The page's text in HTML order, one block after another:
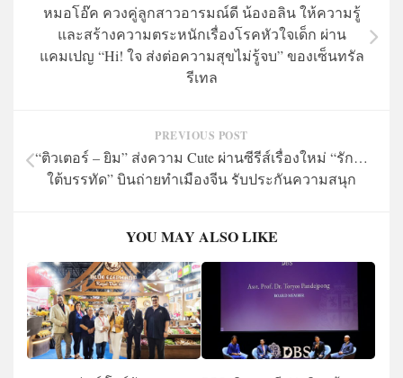
หมอโอ๊ค ควงคู่ลูกสาวอารมณ์ดี น้องอลิน ให้ความรู้
และสร้างความตระหนักเรื่องโรคหัวใจเด็ก ผ่าน
แคมเปญ “Hi! ใจ ส่งต่อความสุขไม่รู้จบ” ของเซ็นทรัล
รีเทล
PREVIOUS POST
“ติวเตอร์ – ยิม” ส่งความ Cute ผ่านซีรีส์เรื่องใหม่ “รัก…
ใต้บรรทัด” บินถ่ายทำเมืองจีน รับประกันความสนุก
YOU MAY ALSO LIKE